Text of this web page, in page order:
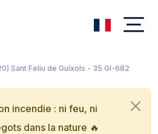
Sant Feliu de Guíxols - 35 GI-682
incendie : ni feu, ni
dans la nature 🔥